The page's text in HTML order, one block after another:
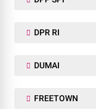
DPR RI
DUMAI
FREETOWN